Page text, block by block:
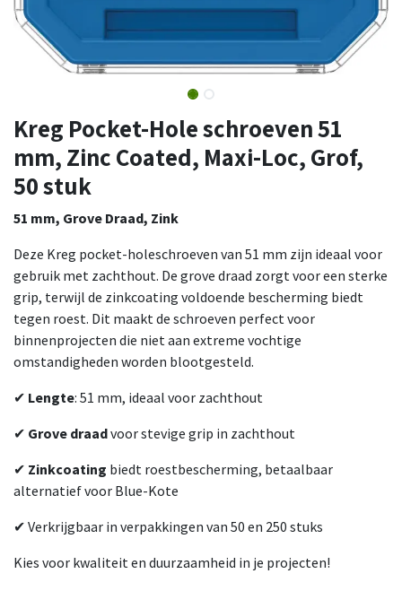
Kreg Pocket-Hole schroeven 51
mm, Zinc Coated, Maxi-Loc, Grof,
50 stuk
51 mm, Grove Draad, Zink
Deze Kreg pocket-holeschroeven van 51 mm zijn ideaal voor
gebruik met zachthout. De grove draad zorgt voor een sterke
grip, terwijl de zinkcoating voldoende bescherming biedt
tegen roest. Dit maakt de schroeven perfect voor
binnenprojecten die niet aan extreme vochtige
omstandigheden worden blootgesteld.
✔ Lengte: 51 mm, ideaal voor zachthout
✔ Grove draadvoor stevige grip in zachthout
✔ Zinkcoating biedt roestbescherming, betaalbaar
alternatief voor Blue-Kote
✔ Verkrijgbaar in verpakkingen van 50 en 250 stuks
Kies voor kwaliteit en duurzaamheid in je projecten!